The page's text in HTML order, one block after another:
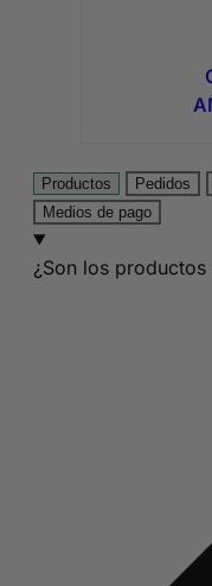
Productos Pedidos
Medios de pago
¿Son los productos